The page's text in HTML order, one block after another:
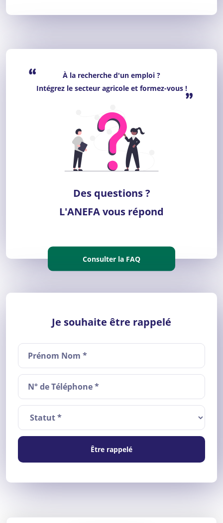
“
À la recherche d'un emploi ?
Intégrez le secteur agricole et formez-vous !”
Des questions ?
L'ANEFA vous répond
Consulter la FAQ
Je souhaite être rappelé
Être rappelé